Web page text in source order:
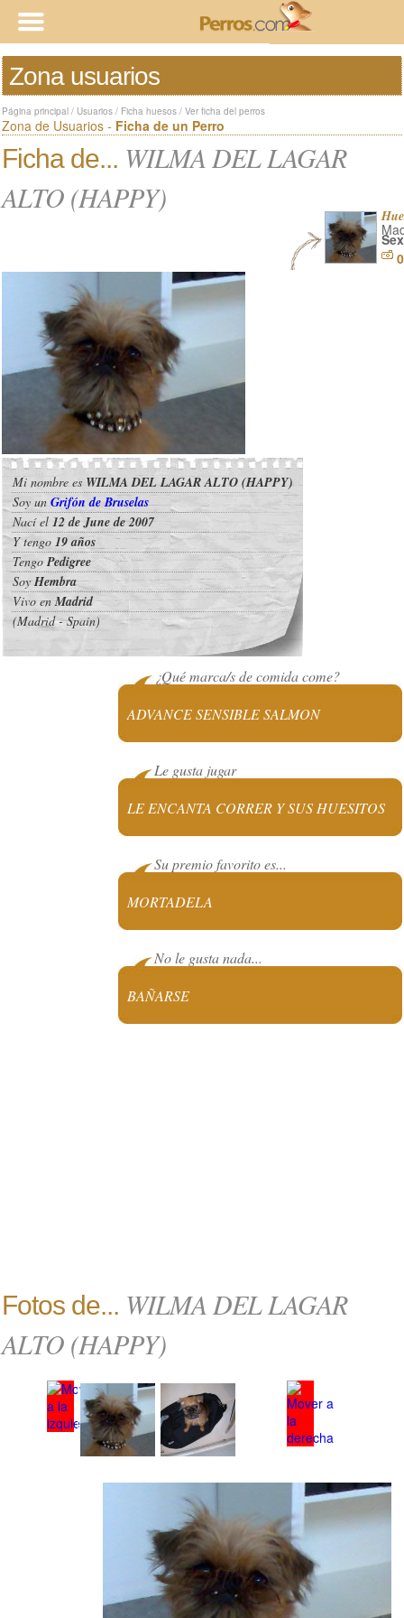
Zona usuarios
Página principal / Usuarios / Ficha huesos / Ver ficha del perros
Zona de Usuarios - Ficha de un Perro
Ficha de... WILMA DEL LAGAR
ALTO (HAPPY)
Mi nombre es WILMA DEL LAGAR ALTO (HAPPY)
Soy un Grifón de Bruselas
Nací el 12 de June de 2007
Y tengo 19 años
TengoPedigree
SoyHembra
Vivo enMadrid
(Madrid - Spain)
¿Qué marca/s de comida come?
ADVANCE SENSIBLE SALMON
Le gusta jugar
LE ENCANTA CORRER Y SUS HUESITOS
Su premio favorito es...
MORTADELA
No le gusta nada...
BAÑARSE
Fotos de... WILMA DEL LAGAR
ALTO (HAPPY)